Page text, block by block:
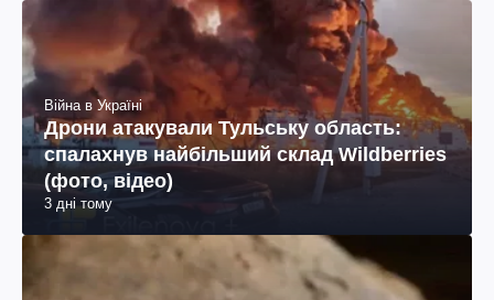
Війна в Україні
Дрони атакували Тульську область:
спалахнув найбільший склад Wildberries
(фото, відео)
3 дні тому